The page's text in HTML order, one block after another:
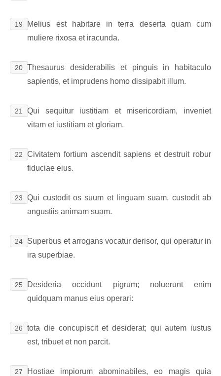
19
Melius est habitare in terra deserta quam cum
muliere rixosa et iracunda.
20 Thesaurus desiderabilis et pinguis in habitaculo
sapientis, et imprudens homo dissipabit illum.
21
Qui sequitur iustitiam et misericordiam, inveniet
vitam et iustitiam et gloriam.
22
Civitatem fortium ascendit sapiens et destruit robur
fiduciae eius.
23
Qui custodit os suum et linguam suam, custodit ab
angustiis animam suam.
24
Superbus et arrogans vocatur derisor, qui operatur in
ira superbiae.
25
Desideria occidunt pigrum; noluerunt enim
quidquam manus eius operari:
26
tota die concupiscit et desiderat; qui autem iustus
est, tribuet et non parcit.
27
Hostiae impiorum abominabiles, eo magis quia